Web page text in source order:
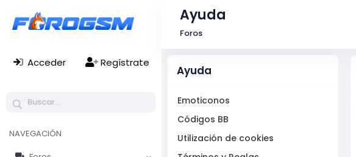
Acceder Regístrate
NAVEGACIÓN
Ayuda
Foros
Ayuda
Emoticonos
Códigos BB
Utilización de cookies